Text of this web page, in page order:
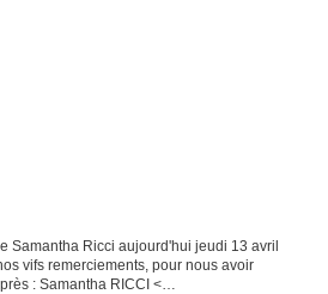
Samantha Ricci aujourd'hui jeudi 13 avril
vifs remerciements, pour nous avoir
: Samantha RICCI <